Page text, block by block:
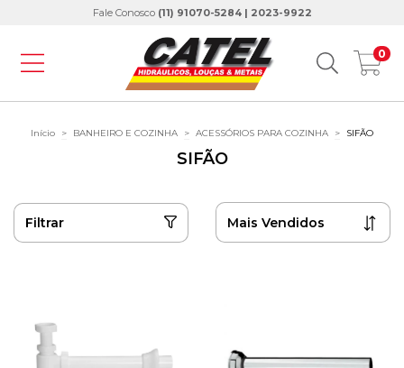
Fale Conosco (11) 91070-5284 | 2023-9922
0
Início > BANHEIRO E COZINHA > ACESSÓRIOS PARA COZINHA > SIFÃO
SIFÃO
Filtrar